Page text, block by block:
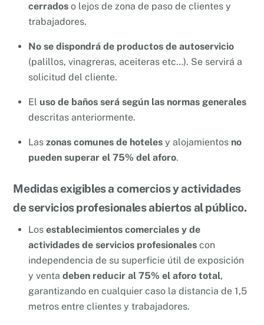
cerrados o lejos de zona de paso de clientes y
trabajadores.
No se dispondrá de productos de autoservicio
(palillos, vinagreras, aceiteras etc…). Se servirá a
solicitud del cliente.
El uso de baños será según las normas generales
descritas anteriormente.
Las zonas comunes de hoteles y alojamientos no
pueden superar el 75% del aforo.
Medidas exigibles a comercios y actividades
de servicios profesionales abiertos al público.
Los establecimientos comerciales y de
actividades de servicios profesionales con
independencia de su superficie útil de exposición
y venta deben reducir al 75% el aforo total,
garantizando en cualquier caso la distancia de 1,5
metros entre clientes y trabajadores.